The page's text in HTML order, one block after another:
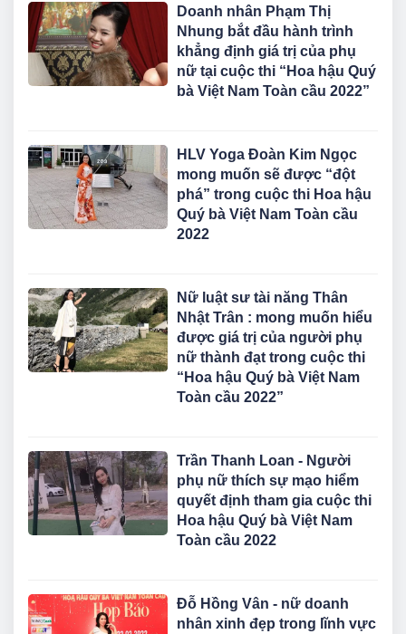
Doanh nhân Phạm Thị
Nhung bắt đầu hành trình
khẳng định giá trị của phụ
nữ tại cuộc thi “Hoa hậu Quý
bà Việt Nam Toàn cầu 2022”
HLV Yoga Đoàn Kim Ngọc
mong muốn sẽ được “đột
phá” trong cuộc thi Hoa hậu
Quý bà Việt Nam Toàn cầu
2022
Nữ luật sư tài năng Thân
Nhật Trân : mong muốn hiểu
được giá trị của người phụ
nữ thành đạt trong cuộc thi
“Hoa hậu Quý bà Việt Nam
Toàn cầu 2022”
Trần Thanh Loan - Người
phụ nữ thích sự mạo hiểm
quyết định tham gia cuộc thi
Hoa hậu Quý bà Việt Nam
Toàn cầu 2022
Đỗ Hồng Vân - nữ doanh
nhân xinh đẹp trong lĩnh vực